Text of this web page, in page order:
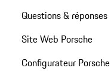
Questions & réponses
Site Web Porsche
Configurateur Porsche